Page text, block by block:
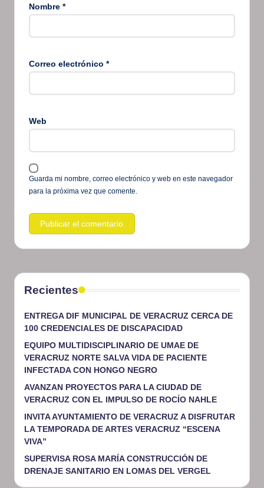
Nombre *
Correo electrónico *
Web
Guarda mi nombre, correo electrónico y web en este navegador
para la próxima vez que comente.
Recientes
ENTREGA DIF MUNICIPAL DE VERACRUZ CERCA DE
100 CREDENCIALES DE DISCAPACIDAD
EQUIPO MULTIDISCIPLINARIO DE UMAE DE
VERACRUZ NORTE SALVA VIDA DE PACIENTE
INFECTADA CON HONGO NEGRO
AVANZAN PROYECTOS PARA LA CIUDAD DE
VERACRUZ CON EL IMPULSO DE ROCÍO NAHLE
INVITA AYUNTAMIENTO DE VERACRUZ A DISFRUTAR
LA TEMPORADA DE ARTES VERACRUZ “ESCENA
VIVA”
SUPERVISA ROSA MARÍA CONSTRUCCIÓN DE
DRENAJE SANITARIO EN LOMAS DEL VERGEL